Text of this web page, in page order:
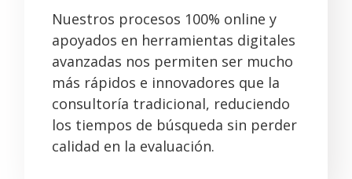
Nuestros procesos 100% online y
apoyados en herramientas digitales
avanzadas nos permiten ser mucho
más rápidos e innovadores que la
consultoría tradicional, reduciendo
los tiempos de búsqueda sin perder
calidad en la evaluación.